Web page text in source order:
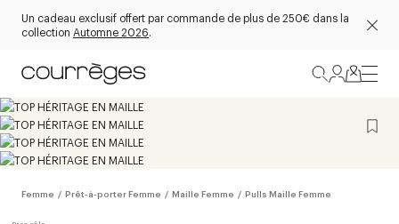
Un cadeau exclusif offert par commande de plus de 250€ dans la
collection Automne 2026.
Femme / Prêt-à-porter Femme / Maille Femme / Pulls Maille Femme